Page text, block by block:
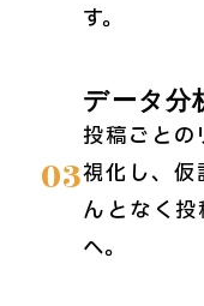
す。
03
データ分
投稿ごとの
視化し、仮
んとなく
へ。